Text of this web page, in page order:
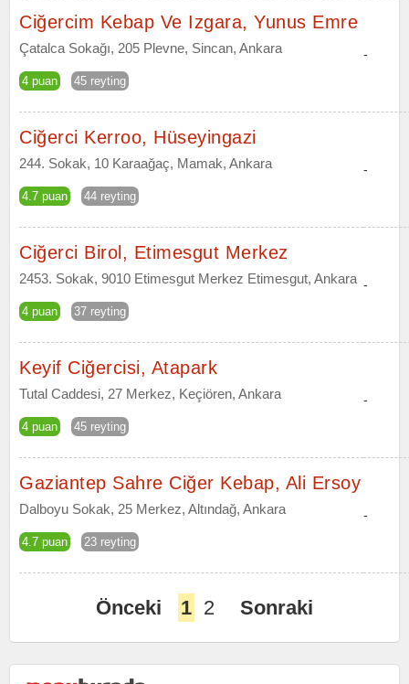
Ciğercim Kebap Ve Izgara, Yunus Emre
Çatalca Sokağı, 205 Plevne, Sincan, Ankara
4 puan 45 reyting
-
Ciğerci Kerroo, Hüseyingazi
244. Sokak, 10 Karaağaç, Mamak, Ankara
4.7 puan 44 reyting
-
Ciğerci Birol, Etimesgut Merkez
2453. Sokak, 9010 Etimesgut Merkez Etimesgut, Ankara
4 puan 37 reyting
-
Keyif Ciğercisi, Atapark
Tutal Caddesi, 27 Merkez, Keçiören, Ankara
4 puan 45 reyting
-
Gaziantep Sahre Ciğer Kebap, Ali Ersoy
Dalboyu Sokak, 25 Merkez, Altındağ, Ankara
4.7 puan 23 reyting
-
Önceki 1 2 Sonraki